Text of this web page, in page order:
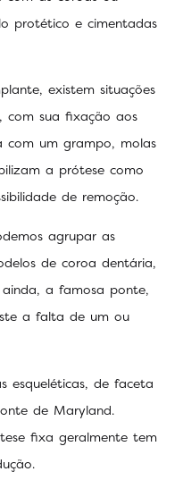
protético e cimentadas
existem situações
com sua fixação aos
com um grampo, molas
a prótese como
de remoção.
agrupar as
de coroa dentária,
a famosa ponte,
a falta de um ou
esqueléticas, de faceta
de Maryland.
fixa geralmente tem